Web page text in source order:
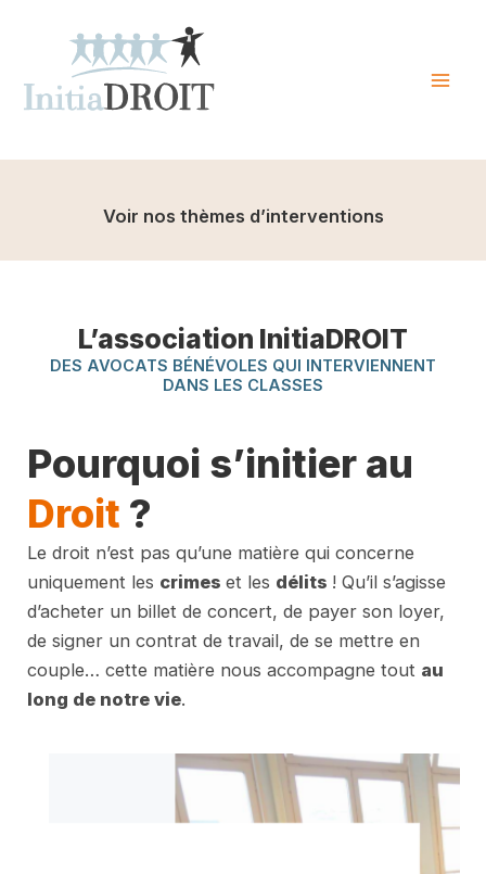
Voir nos thèmes d’interventions
L’association InitiaDROIT
DES AVOCATS BÉNÉVOLES QUI INTERVIENNENT
DANS LES CLASSES
Pourquoi s’initier au
Droit ?
Le droit n’est pas qu’une matière qui concerne
uniquement les crimes et les délits ! Qu’il s’agisse
d’acheter un billet de concert, de payer son loyer,
de signer un contrat de travail, de se mettre en
couple… cette matière nous accompagne tout au
long de notre vie.